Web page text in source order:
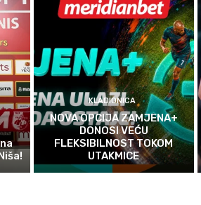
KLADIONICA
NOVA OPCIJA ZAMJENA+
DONOSI VEĆU
FLEKSIBILNOST TOKOM
UTAKMICE